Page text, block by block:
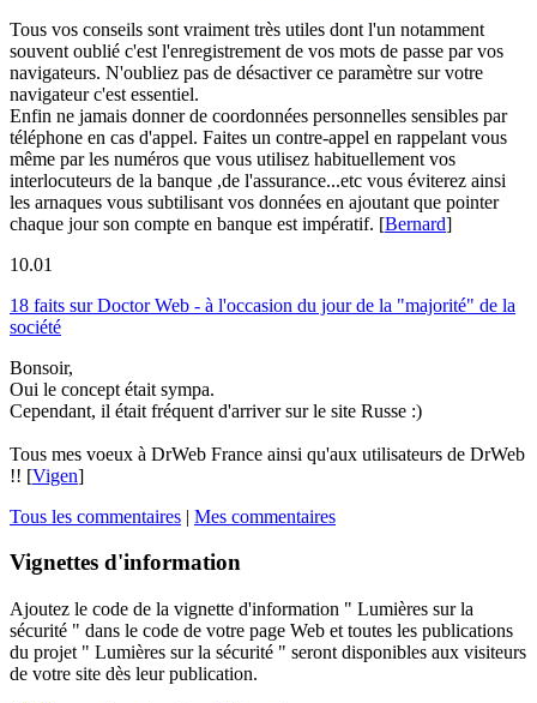
Tous vos conseils sont vraiment très utiles dont l'un notamment
souvent oublié c'est l'enregistrement de vos mots de passe par vos
navigateurs. N'oubliez pas de désactiver ce paramètre sur votre
navigateur c'est essentiel.
Enfin ne jamais donner de coordonnées personnelles sensibles par
téléphone en cas d'appel. Faites un contre-appel en rappelant vous
même par les numéros que vous utilisez habituellement vos
interlocuteurs de la banque ,de l'assurance...etc vous éviterez ainsi
les arnaques vous subtilisant vos données en ajoutant que pointer
chaque jour son compte en banque est impératif. [Bernard]
10.01
18 faits sur Doctor Web - à l'occasion du jour de la "majorité" de la
société
Bonsoir,
Oui le concept était sympa.
Cependant, il était fréquent d'arriver sur le site Russe :)
Tous mes voeux à DrWeb France ainsi qu'aux utilisateurs de DrWeb
!! [Vigen]
Tous les commentaires | Mes commentaires
Vignettes d'information
Ajoutez le code de la vignette d'information " Lumières sur la
sécurité " dans le code de votre page Web et toutes les publications
du projet " Lumières sur la sécurité " seront disponibles aux visiteurs
de votre site dès leur publication.